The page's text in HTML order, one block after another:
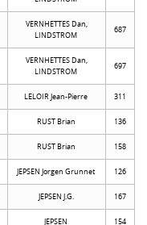
VERNHETTES Dan,
LINDSTROM
687
VERNHETTES Dan,
LINDSTROM
697
LELOIR Jean-Pierre 311
RUST Brian 136
RUST Brian 158
JEPSEN Jorgen Grunnet 126
JEPSEN J.G. 167
JEPSEN 154